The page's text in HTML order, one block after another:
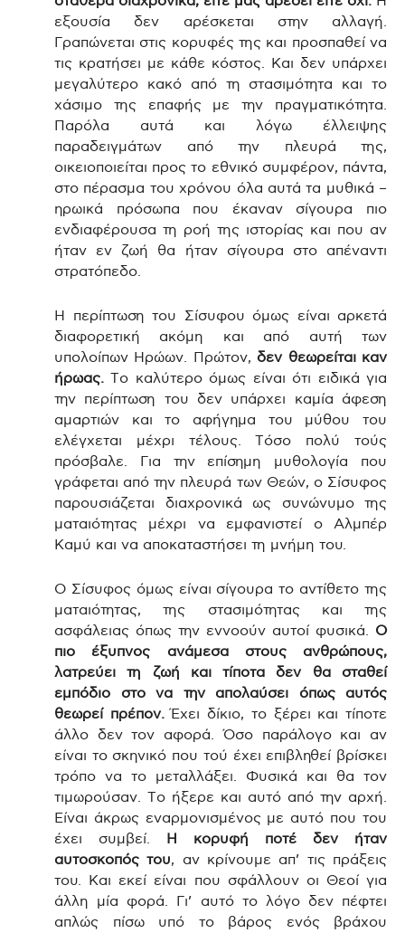
εξουσία δεν αρέσκεται στην αλλαγή.
Γραπώνεται στις κορυφές της και προσπαθεί να
τις κρατήσει με κάθε κόστος. Και δεν υπάρχει
μεγαλύτερο κακό από τη στασιμότητα και το
χάσιμο της επαφής με την πραγματικότητα.
Παρόλα αυτά και λόγω έλλειψης
παραδειγμάτων από την πλευρά της,
οικειοποιείται προς το εθνικό συμφέρον, πάντα,
στο πέρασμα του χρόνου όλα αυτά τα μυθικά –
ηρωικά πρόσωπα που έκαναν σίγουρα πιο
ενδιαφέρουσα τη ροή της ιστορίας και που αν
ήταν εν ζωή θα ήταν σίγουρα στο απέναντι
στρατόπεδο.
Η περίπτωση του Σίσυφου όμως είναι αρκετά
διαφορετική ακόμη και από αυτή των
υπολοίπων Ηρώων. Πρώτον, δεν θεωρείται καν
ήρωας. Το καλύτερο όμως είναι ότι ειδικά για
την περίπτωση του δεν υπάρχει καμία άφεση
αμαρτιών και το αφήγημα του μύθου του
ελέγχεται μέχρι τέλους. Τόσο πολύ τούς
πρόσβαλε. Για την επίσημη μυθολογία που
γράφεται από την πλευρά των Θεών, ο Σίσυφος
παρουσιάζεται διαχρονικά ως συνώνυμο της
ματαιότητας μέχρι να εμφανιστεί ο Αλμπέρ
Καμύ και να αποκαταστήσει τη μνήμη του.
Ο Σίσυφος όμως είναι σίγουρα το αντίθετο της
ματαιότητας, της στασιμότητας και της
ασφάλειας όπως την εννοούν αυτοί φυσικά. Ο
πιο έξυπνος ανάμεσα στους ανθρώπους,
λατρεύει τη ζωή και τίποτα δεν θα σταθεί
εμπόδιο στο να την απολαύσει όπως αυτός
θεωρεί πρέπον.Έχει δίκιο, το ξέρει και τίποτε
άλλο δεν τον αφορά. Όσο παράλογο και αν
είναι το σκηνικό που τού έχει επιβληθεί βρίσκει
τρόπο να το μεταλλάξει. Φυσικά και θα τον
τιμωρούσαν. Το ήξερε και αυτό από την αρχή.
Είναι άκρως εναρμονισμένος με αυτό που του
έχει συμβεί. Η κορυφή ποτέ δεν ήταν
αυτοσκοπός του, αν κρίνουμε απ’ τις πράξεις
του. Και εκεί είναι που σφάλλουν οι Θεοί για
άλλη μία φορά. Γι’ αυτό το λόγο δεν πέφτει
απλώς πίσω υπό το βάρος ενός βράχου